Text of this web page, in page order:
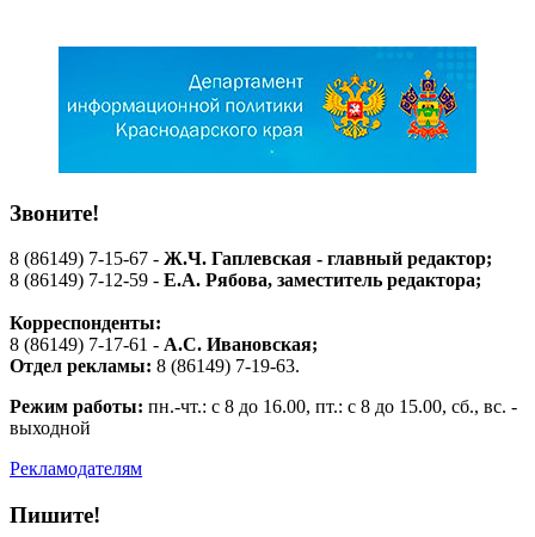
Звоните!
8 (86149) 7-15-67 - Ж.Ч. Гаплевская - главный редактор;
8 (86149) 7-12-59 - Е.А. Рябова, заместитель редактора;
Корреспонденты:
8 (86149) 7-17-61 - А.С. Ивановская;
Отдел рекламы: 8 (86149) 7-19-63.
Режим работы: пн.-чт.: с 8 до 16.00, пт.: с 8 до 15.00, сб., вс. -
выходной
Рекламодателям
Пишите!